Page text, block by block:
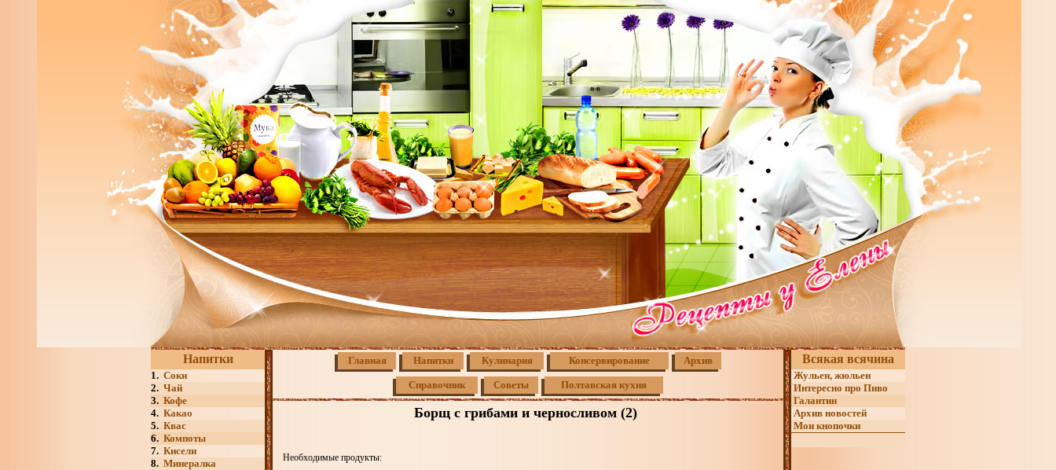
Напитки
1. Соки
2. Чай
3. Кофе
4. Какао
5. Квас
6. Компоты
7. Кисели
8. Минералка
Главная Напитки Кулинария Консервирование Архив
Справочник Советы Полтавская кухня
Борщ с грибами и черносливом (2)
Необходимые продукты:
Всякая всячина
Жульен, жюльен
Интересно про Пиво
Галантин
Архив новостей
Мои кнопочки